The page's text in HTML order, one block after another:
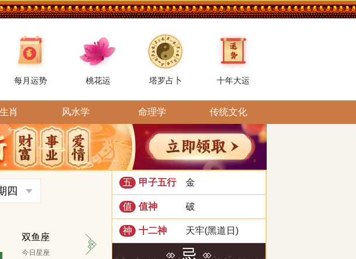
每月运势 桃花运 塔罗占卜 十年大运
肖 风水学 命理学 传统文化
双鱼座
今日星座
五 甲子五行 金
值 值神 破
神 十二神 天牢(黑道日)